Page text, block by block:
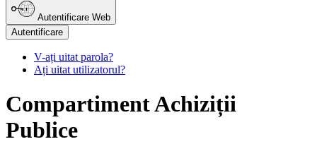
Autentificare Web
Autentificare
V-ați uitat parola?
Ați uitat utilizatorul?
Compartiment Achiziții
Publice